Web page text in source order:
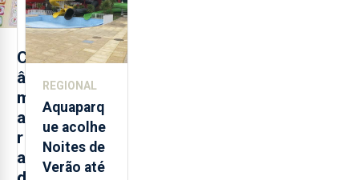
C
â
m
a
r
a
2021 e
2025 nos
Açores
REGIONAL
Aquaparq
ue acolhe
Noites de
Verão até